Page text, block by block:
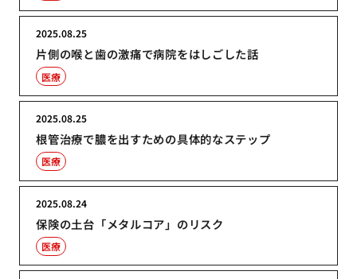
片側の喉と歯の激痛で病院をはしごした話
2025.08.25
医療
根管治療で膿を出すための具体的なステップ
2025.08.25
医療
保険の土台「メタルコア」のリスク
2025.08.24
医療